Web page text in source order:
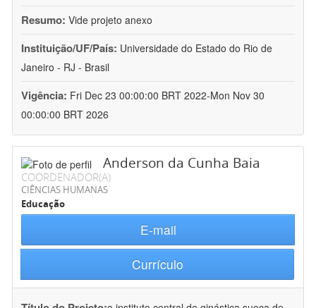
Resumo: Vide projeto anexo
Instituição/UF/País: Universidade do Estado do Rio de
Janeiro - RJ - Brasil
Vigência: Fri Dec 23 00:00:00 BRT 2022-Mon Nov 30
00:00:00 BRT 2026
Anderson da Cunha Baia
COORDENADOR(A)
CIÊNCIAS HUMANAS
Educação
E-mail
Currículo